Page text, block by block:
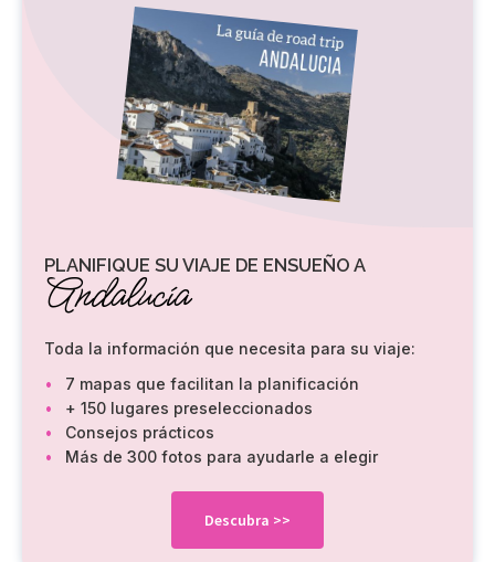
PLANIFIQUE SU VIAJE DE ENSUEÑO A
Andalucía
Toda la información que necesita para su viaje:
7 mapas que facilitan la planificación
+ 150 lugares preseleccionados
Consejos prácticos
Más de 300 fotos para ayudarle a elegir
Descubra >>